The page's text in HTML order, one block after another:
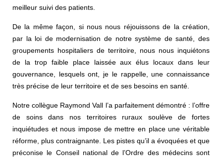
meilleur suivi des patients.
De la même façon, si nous nous réjouissons de la création,
par la loi de modernisation de notre système de santé, des
groupements hospitaliers de territoire, nous nous inquiétons
de la trop faible place laissée aux élus locaux dans leur
gouvernance, lesquels ont, je le rappelle, une connaissance
très précise de leur territoire et de ses besoins en santé.
Notre collègue Raymond Vall l’a parfaitement démontré : l’offre
de soins dans nos territoires ruraux soulève de fortes
inquiétudes et nous impose de mettre en place une véritable
réforme, plus contraignante. Les pistes qu’il a évoquées et que
préconise le Conseil national de l’Ordre des médecins sont